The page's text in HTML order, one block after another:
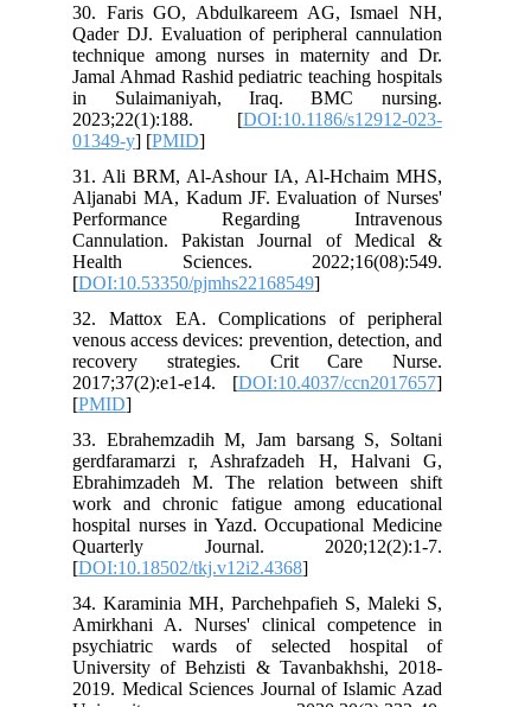
30. Faris GO, Abdulkareem AG,
Qader DJ. Evaluation of peripheral
technique among nurses in
Jamal Ahmad Rashid pediatric teaching
in Sulaimaniyah, Iraq. BMC
2023;22(1):188. [DOI:10.1186/
31. Ali BRM, Al-Ashour IA, Al-
Aljanabi MA, Kadum JF. Evaluation
Performance Regarding
Cannulation. Pakistan Journal of
Health Sciences.
[DOI:10.53350/pjmhs22168549
32. Mattox EA. Complications of
venous access devices: prevention,
recovery strategies. Crit Care
2017;37(2):e1-e14. [DOI:10.4037/
33. Ebrahemzadih M, Jam barsang
gerdfaramarzi r, Ashrafzadeh H,
Ebrahimzadeh M. The relation
work and chronic fatigue among
hospital nurses in Yazd. Occupational
Quarterly Journal.
[DOI:10.18502/tkj.v12i2.4368
34. Karaminia MH, Parchehpafieh S,
Amirkhani A. Nurses' clinical
psychiatric wards of selected
University of Behzisti &
2019. Medical Sciences Journal of